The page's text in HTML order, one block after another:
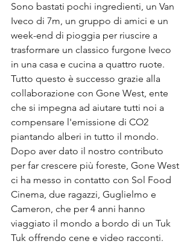
Sono bastati pochi ingredienti, un Van
Iveco di 7m, un gruppo di amici e un
week-end di pioggia per riuscire a
trasformare un classico furgone Iveco
in una casa e cucina a quattro ruote.
Tutto questo è successo grazie alla
collaborazione con Gone West, ente
che si impegna ad aiutare tutti noi a
compensare l'emissione di CO2
piantando alberi in tutto il mondo.
Dopo aver dato il nostro contributo
per far crescere più foreste, Gone West
ci ha messo in contatto con Sol Food
Cinema, due ragazzi, Guglielmo e
Cameron, che per 4 anni hanno
viaggiato il mondo a bordo di un Tuk
Tuk offrendo cene e video racconti.